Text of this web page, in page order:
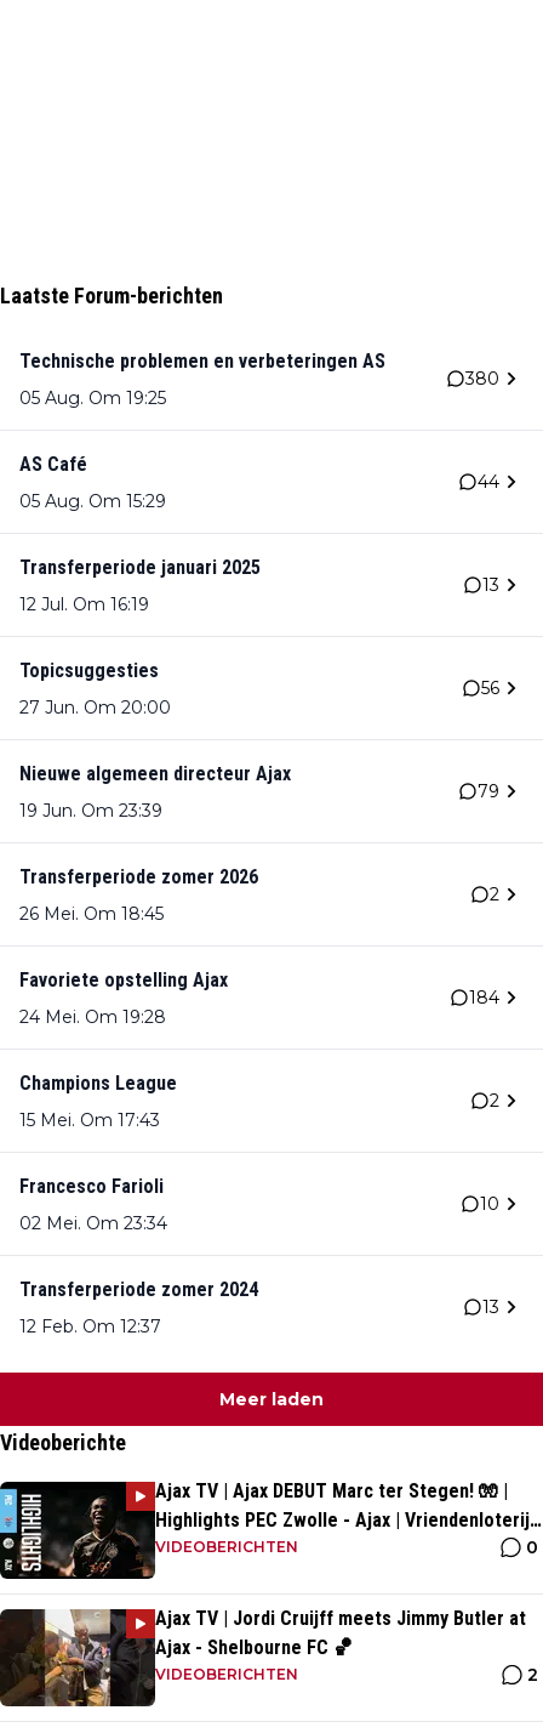
Laatste Forum-berichten
Technische problemen en verbeteringen AS
05 Aug. Om 19:25
380
AS Café
05 Aug. Om 15:29
44
Transferperiode januari 2025
12 Jul. Om 16:19
13
Topicsuggesties
27 Jun. Om 20:00
56
Nieuwe algemeen directeur Ajax
19 Jun. Om 23:39
79
Transferperiode zomer 2026
26 Mei. Om 18:45
2
Favoriete opstelling Ajax
24 Mei. Om 19:28
184
Champions League
15 Mei. Om 17:43
2
Francesco Farioli
02 Mei. Om 23:34
10
Transferperiode zomer 2024
12 Feb. Om 12:37
13
Meer laden
Videoberichte
Ajax TV | Ajax DEBUT Marc ter Stegen! 🧤 |
Highlights PEC Zwolle - Ajax | Vriendenloterij
Eredivisie
VIDEOBERICHTEN 0
Ajax TV | Jordi Cruijff meets Jimmy Butler at
Ajax - Shelbourne FC 🏀
VIDEOBERICHTEN 2